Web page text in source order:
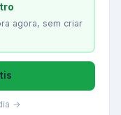
agora, sem criar
→